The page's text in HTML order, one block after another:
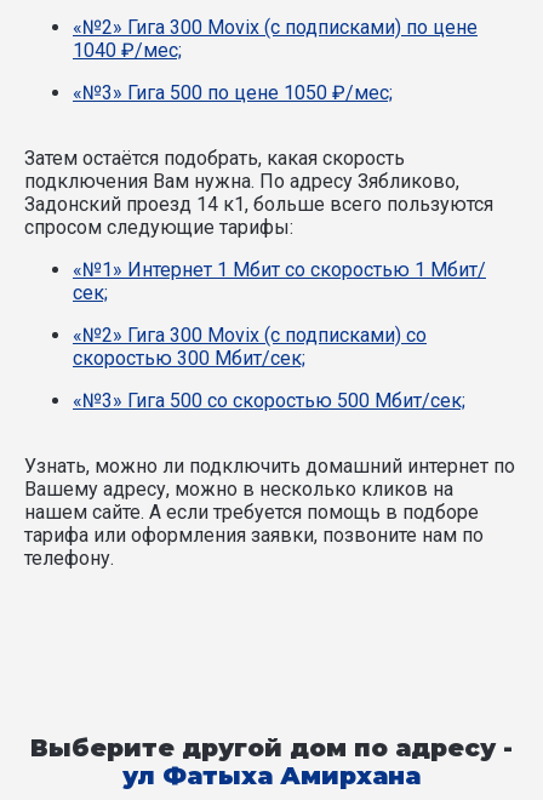
«№2» Гига 300 Movix (с подписками) по цене
1040 ₽/мес;
«№3» Гига 500 по цене 1050 ₽/мес;
Затем остаётся подобрать, какая скорость
подключения Вам нужна. По адресу Зябликово,
Задонский проезд 14 к1, больше всего пользуются
спросом следующие тарифы:
«№1» Интернет 1 Мбит со скоростью 1 Мбит/
сек;
«№2» Гига 300 Movix (с подписками) со
скоростью 300 Мбит/сек;
«№3» Гига 500 со скоростью 500 Мбит/сек;
Узнать, можно ли подключить домашний интернет по
Вашему адресу, можно в несколько кликов на
нашем сайте. А если требуется помощь в подборе
тарифа или оформления заявки, позвоните нам по
телефону.
Выберите другой дом по адресу -
ул Фатыха Амирхана